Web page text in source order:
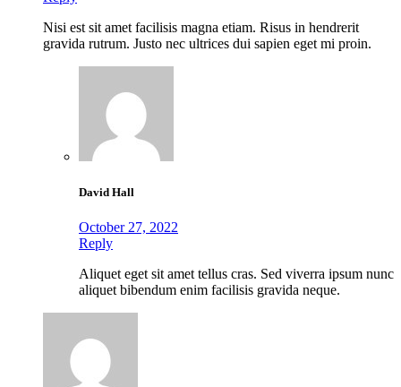
Nisi est sit amet facilisis magna etiam. Risus in hendrerit
gravida rutrum. Justo nec ultrices dui sapien eget mi proin.
David Hall
October 27, 2022
Reply
Aliquet eget sit amet tellus cras. Sed viverra ipsum nunc
aliquet bibendum enim facilisis gravida neque.